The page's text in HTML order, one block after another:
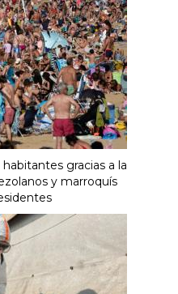
gracias a la
y marroquís